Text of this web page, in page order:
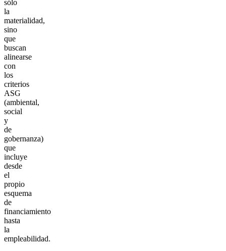
sólo
la
materialidad,
sino
que
buscan
alinearse
con
los
criterios
ASG
(ambiental,
social
y
de
gobernanza)
que
incluye
desde
el
propio
esquema
de
financiamiento
hasta
la
empleabilidad.